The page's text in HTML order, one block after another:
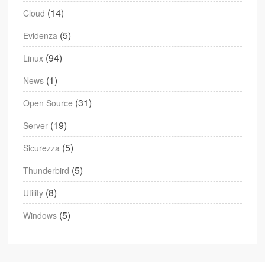
Cloud (14)
Evidenza (5)
Linux (94)
News (1)
Open Source (31)
Server (19)
Sicurezza (5)
Thunderbird (5)
Utility (8)
Windows (5)